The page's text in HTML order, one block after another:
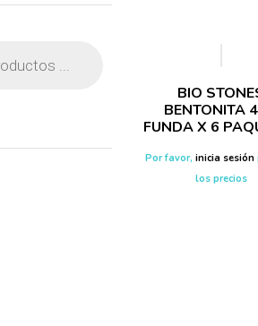
BIO
BENTONITA
FUNDA X 6
Por favor,inicia sesión
los precios